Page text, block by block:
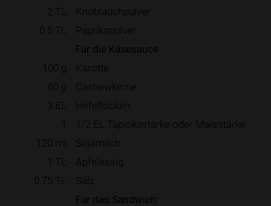
2 TL
Knoblauchpulver
0.5 TL Paprikapulver
Für die Käsesauce
100 g
Karotte
60 g
Cashewkerne
3 EL
Hefeflocken
1
1/2 EL Tapiokastärke oder Maisstärke
120 ml
Sojamilch
1 TL
Apfelessig
0.75 TL Salz
Für das Sandwich: